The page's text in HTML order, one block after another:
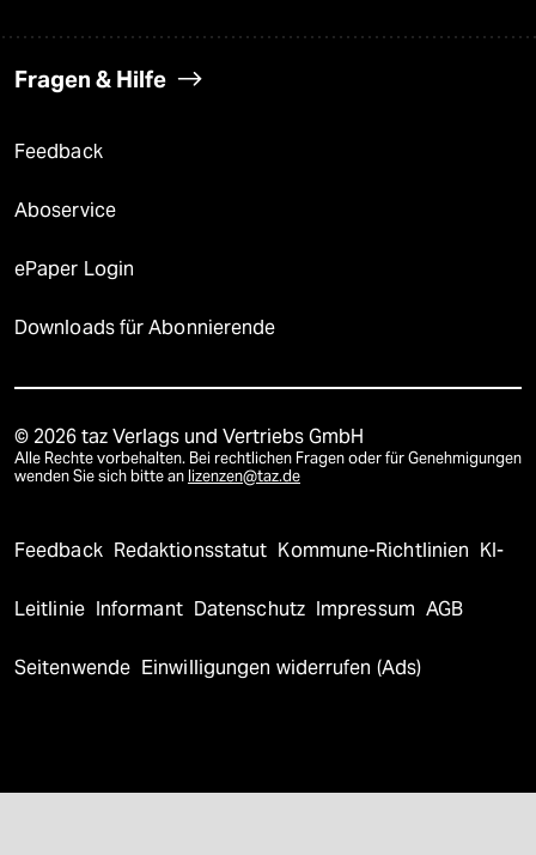
Fragen & Hilfe
Feedback
Aboservice
ePaper Login
Downloads für Abonnierende
© 2026 taz Verlags und Vertriebs GmbH
Alle Rechte vorbehalten. Bei rechtlichen Fragen oder für Genehmigungen
wenden Sie sich bitte an lizenzen@taz.de
Feedback Redaktionsstatut Kommune-Richtlinien KI-
Leitlinie Informant Datenschutz Impressum AGB
Seitenwende Einwilligungen widerrufen (Ads)